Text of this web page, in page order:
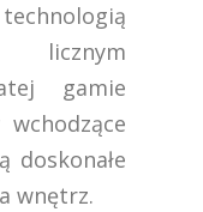
licznym
gamie
doskonałe
wnętrz.